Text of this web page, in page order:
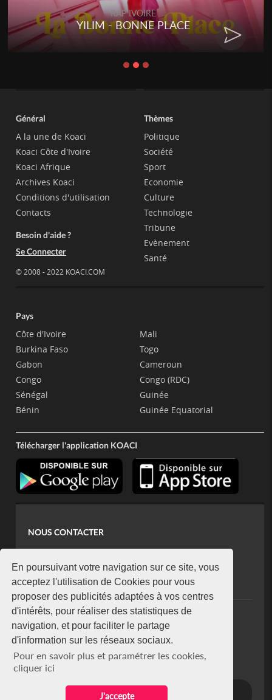
En poursuivant votre navigation sur ce site, vous
acceptez l'utilisation de Cookies pour vous
proposer des publicités adaptées à vos centres
d'intérêts, pour réaliser des statistiques de
navigation, et pour faciliter le partage
d'information sur les réseaux sociaux.
Pour en savoir plus et paramétrer les cookies,
cliquer ici
J'accepte
RAP IVOIRE
YILIM - BONNE PLACE
Général
A la une de Koaci
Koaci Côte d'Ivoire
Koaci Afrique
Archives Koaci
Conditions d'utilisation
Contacts
Besoin d'aide ?
Se Connecter
© 2008 - 2022 KOACI.COM
Thèmes
Politique
Société
Sport
Economie
Culture
Technologie
Tribune
Evènement
Santé
Pays
Côte d'Ivoire
Burkina Faso
Gabon
Congo
Sénégal
Bénin
Mali
Togo
Cameroun
Congo (RDC)
Guinée
Guinée Equatorial
Télécharger l'application KOACI
NOUS CONTACTER
koaci@yahoo.fr
+225 07 08 85 52 93
NEWSLETTER
Restez connecté via notre newsletter
S'abonner
Se désabonner